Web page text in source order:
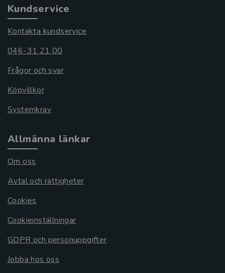
Kundservice
Kontakta kundservice
046-31 21 00
Frågor och svar
Köpvillkor
Systemkrav
Allmänna länkar
Om oss
Avtal och rättigheter
Cookies
Cookieinställningar
GDPR och personuppgifter
Jobba hos oss